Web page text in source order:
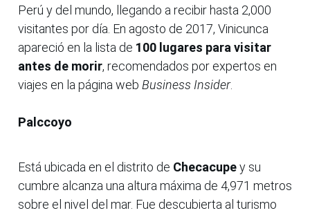
Perú y del mundo, llegando a recibir hasta 2,000
visitantes por día. En agosto de 2017, Vinicunca
apareció en la lista de 100 lugares para visitar
antes de morir, recomendados por expertos en
viajes en la página web Business Insider.
Palccoyo
Está ubicada en el distrito de Checacupey su
cumbre alcanza una altura máxima de 4,971 metros
sobre el nivel del mar. Fue descubierta al turismo